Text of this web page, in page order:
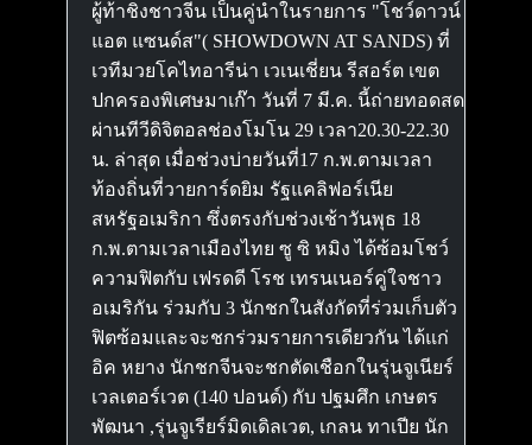
ผู้ท้าชิงชาวจีน เป็นคู่นำในรายการ "โชว์ดาวน์
แอต แซนด์ส"( SHOWDOWN AT SANDS) ที่
เวทีมวยโคไทอารีน่า เวเนเชี่ยน รีสอร์ต เขต
ปกครองพิเศษมาเก๊า วันที่ 7 มี.ค. นี้ถ่ายทอดสด
ผ่านทีวีดิจิตอลช่องโมโน 29 เวลา20.30-22.30
น. ล่าสุด เมื่อช่วงบ่ายวันที่17 ก.พ.ตามเวลา
ท้องถิ่นที่วายการ์ดยิม รัฐแคลิฟอร์เนีย
สหรัฐอเมริกา ซึ่งตรงกับช่วงเช้าวันพุธ 18
ก.พ.ตามเวลาเมืองไทย ซู ซิ หมิง ได้ซ้อมโชว์
ความฟิตกับ เฟรดดี โรช เทรนเนอร์คู่ใจชาว
อเมริกัน ร่วมกับ 3 นักชกในสังกัดที่ร่วมเก็บตัว
ฟิตซ้อมและจะชกร่วมรายการเดียวกัน ได้แก่
อิค หยาง นักชกจีนจะชกตัดเชือกในรุ่นจูเนียร์
เวลเตอร์เวต (140 ปอนด์) กับ ปฐมศึก เกษตร
พัฒนา ,รุ่นจูเรียร์มิดเดิลเวต, เกลน ทาเปีย นัก